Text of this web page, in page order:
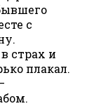
с
страх и
плакал.